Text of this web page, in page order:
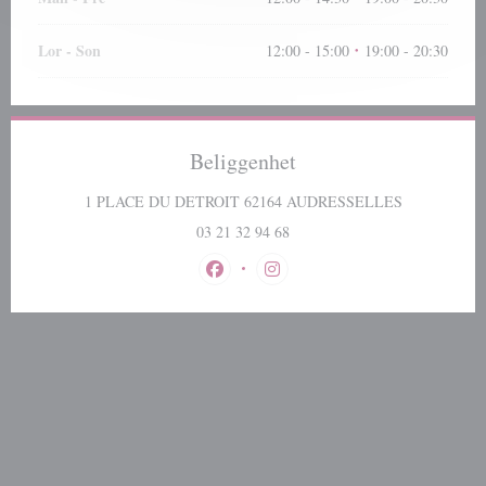
Lor - Son 12:00 - 15:00 • 19:00 - 20:30
Beliggenhet
1 PLACE DU DETROIT 62164 AUDRESSELLES((åpner i et
03 21 32 94 68
Facebook ((åpner i et nytt vindu))
Instagram ((åpner i et nytt